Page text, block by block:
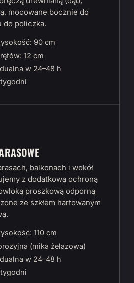
mocowane bocznie do
do policzka.
90 cm
12 cm
w 24–48 h
balkonach i wokół
z dodatkową ochroną
proszkową odporną
ze szkłem hartowanym
110 cm
(mika żelazowa)
w 24–48 h